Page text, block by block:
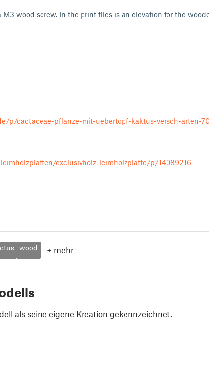
M3 wood screw. In the print files is an elevation for the
p/cactaceae-pflanze-mit-uebertopf-kaktus-versch-arten-
exclusivholz-leimholzplatte/p/14089216
wood + mehr
als seine eigene Kreation gekennzeichnet.